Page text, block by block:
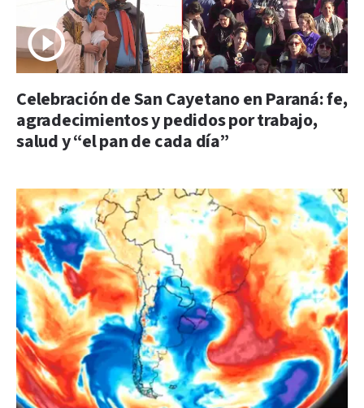
Celebración de San Cayetano en Paraná: fe,
agradecimientos y pedidos por trabajo,
salud y “el pan de cada día”